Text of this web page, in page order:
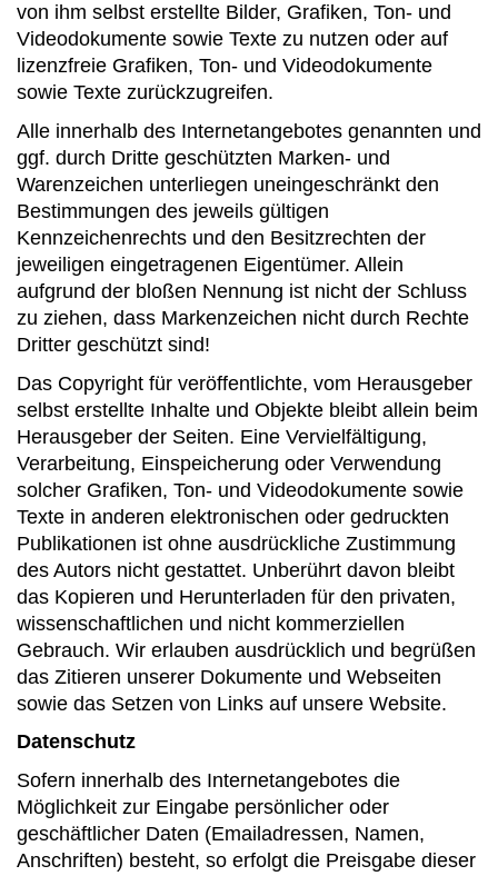
von ihm selbst erstellte Bilder, Grafiken, Ton- und
Videodokumente sowie Texte zu nutzen oder auf
lizenzfreie Grafiken, Ton- und Videodokumente
sowie Texte zurückzugreifen.
Alle innerhalb des Internetangebotes genannten und
ggf. durch Dritte geschützten Marken- und
Warenzeichen unterliegen uneingeschränkt den
Bestimmungen des jeweils gültigen
Kennzeichenrechts und den Besitzrechten der
jeweiligen eingetragenen Eigentümer. Allein
aufgrund der bloßen Nennung ist nicht der Schluss
zu ziehen, dass Markenzeichen nicht durch Rechte
Dritter geschützt sind!
Das Copyright für veröffentlichte, vom Herausgeber
selbst erstellte Inhalte und Objekte bleibt allein beim
Herausgeber der Seiten. Eine Vervielfältigung,
Verarbeitung, Einspeicherung oder Verwendung
solcher Grafiken, Ton- und Videodokumente sowie
Texte in anderen elektronischen oder gedruckten
Publikationen ist ohne ausdrückliche Zustimmung
des Autors nicht gestattet. Unberührt davon bleibt
das Kopieren und Herunterladen für den privaten,
wissenschaftlichen und nicht kommerziellen
Gebrauch. Wir erlauben ausdrücklich und begrüßen
das Zitieren unserer Dokumente und Webseiten
sowie das Setzen von Links auf unsere Website.
Datenschutz
Sofern innerhalb des Internetangebotes die
Möglichkeit zur Eingabe persönlicher oder
geschäftlicher Daten (Emailadressen, Namen,
Anschriften) besteht, so erfolgt die Preisgabe dieser